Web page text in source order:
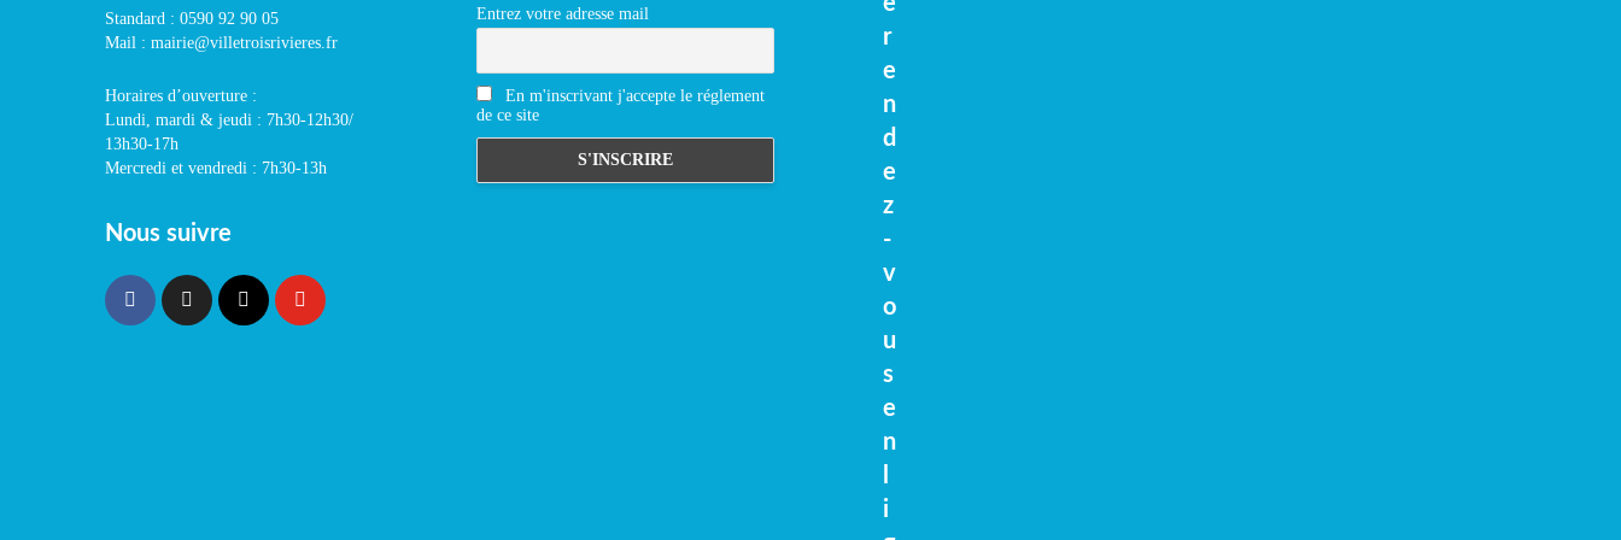
Standard : 0590 92 90 05
Mail : mairie@villetroisrivieres.fr
Horaires d’ouverture :
Lundi, mardi & jeudi : 7h30-12h30/
13h30-17h
Mercredi et vendredi : 7h30-13h
Nous suivre
Entrez votre adresse mail
En m'inscrivant j'accepte le réglement
de ce site
r
e
n
d
e
z
-
v
o
u
s
e
n
i